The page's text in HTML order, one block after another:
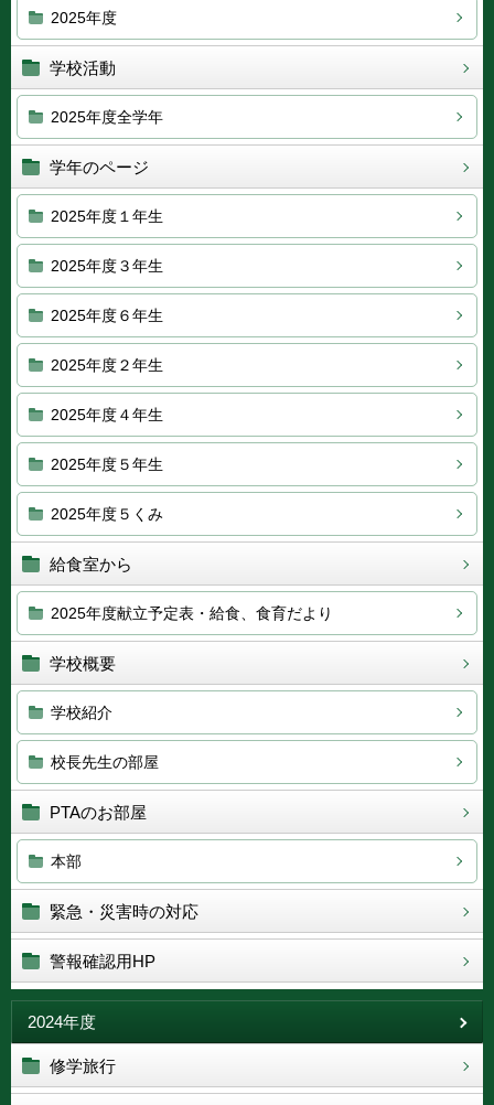
2025年度
学校活動
2025年度全学年
学年のページ
2025年度１年生
2025年度３年生
2025年度６年生
2025年度２年生
2025年度４年生
2025年度５年生
2025年度５くみ
給食室から
2025年度献立予定表・給食、食育だより
学校概要
学校紹介
校長先生の部屋
PTAのお部屋
本部
緊急・災害時の対応
警報確認用HP
2024年度
修学旅行